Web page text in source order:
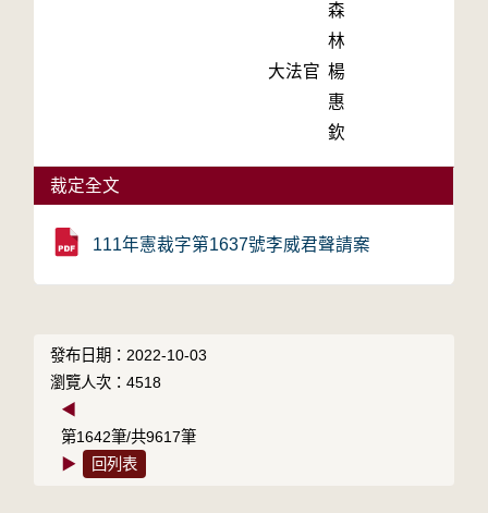
森
林
大法官 楊
惠
欽
裁定全文
111年憲裁字第1637號李威君聲請案
發布日期：2022-10-03
瀏覽人次：4518
◀
第1642筆/共9617筆
▶
回列表